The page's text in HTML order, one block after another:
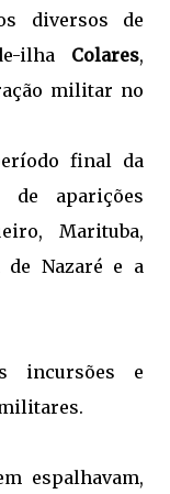
diversos de
ilha Colares,
militar no
final da
de aparições
Marituba,
de Nazaré e a
incursões e
espalhavam,